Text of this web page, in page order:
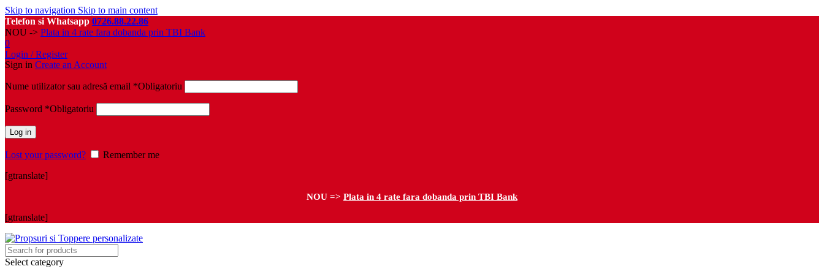
Skip to navigation Skip to main content
Telefon si Whatsapp 0726.88.22.86
NOU -> Plata in 4 rate fara dobanda prin TBI Bank
0
Login / Register
Sign in Create an Account
Nume utilizator sau adresă email *Obligatoriu
Password *Obligatoriu
Log in
Lost your password?
Remember me
[gtranslate]
NOU => Plata in 4 rate fara dobanda prin TBI Bank
[gtranslate]
Select category